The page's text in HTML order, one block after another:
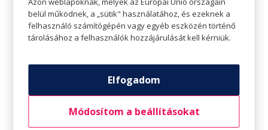
mint a csípőn és a combon.
Az előbbi ugyanis magában hordozza az idő előtti
kockázatát. Ennek az az oka, hogy a hasi
szerveket körülvevő zsír zsírsavakat, gyulladást
amik magasabb LDL-koleszterin-, triglicerid-,
belül működnek, a „sütik" használatához, és ezeknek a
felhasználó számítógépén vagy egyéb eszközén történő
tárolásához a felhasználók hozzájárulását kell kérniük.
Elfogadom
Módosítom a beállításokat